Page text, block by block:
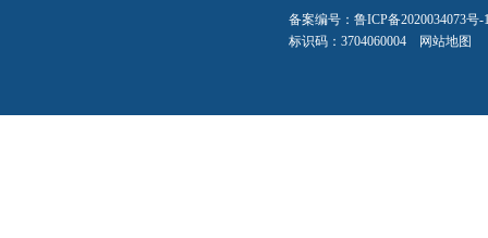
备案编号： 鲁ICP备2020034073号-
标识码：3704060004 网站地图